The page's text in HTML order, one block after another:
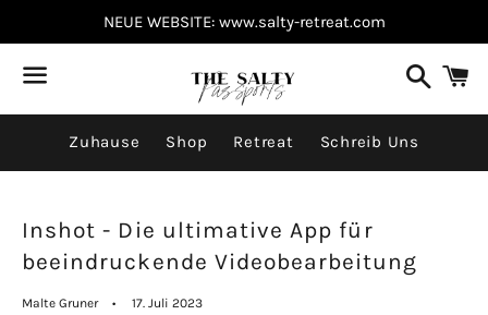
NEUE WEBSITE: www.salty-retreat.com
Suchen
Zuhause Shop Retreat Schreib Uns
Inshot - Die ultimative App für
beeindruckende Videobearbeitung
Malte Gruner 17. Juli 2023